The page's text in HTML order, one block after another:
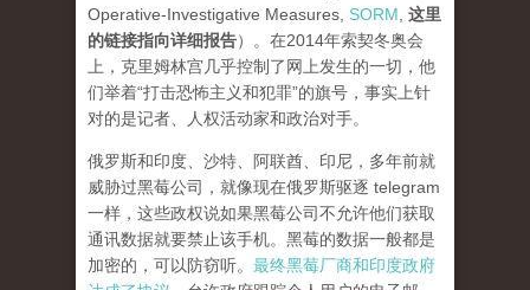
Operative-Investigative Measures, SORM 这里
的链接指向详细报告）。在2014年索契冬奥会
上，克里姆林宫几乎控制了网上发生的一切，他
们举着“打击恐怖主义和犯罪”的旗号，事实上针
对的是记者、人权活动家和政治对手。
俄罗斯和印度、沙特、阿联酋、印尼，多年前就
威胁过黑莓公司，就像现在俄罗斯驱逐 telegram
一样，这些政权说如果黑莓公司不允许他们获取
通讯数据就要禁止该手机。黑莓的数据一般都是
加密的，可以防窃听。 最终黑莓厂商和印度政府